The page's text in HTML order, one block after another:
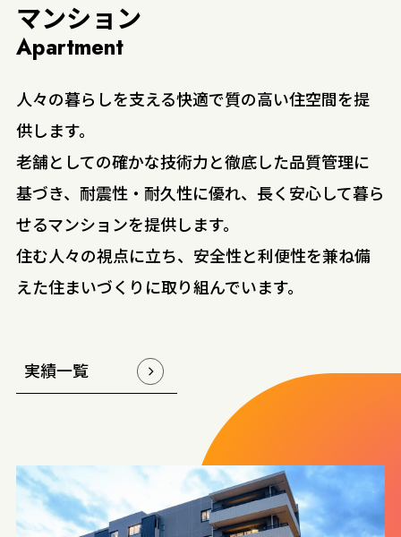
マンション
Apartment
人々の暮らしを支える快適で質の高い住空間を提
供します。
老舗としての確かな技術力と徹底した品質管理に
基づき、耐震性・耐久性に優れ、長く安心して暮ら
せるマンションを提供します。
住む人々の視点に立ち、安全性と利便性を兼ね備
えた住まいづくりに取り組んでいます。
実績一覧